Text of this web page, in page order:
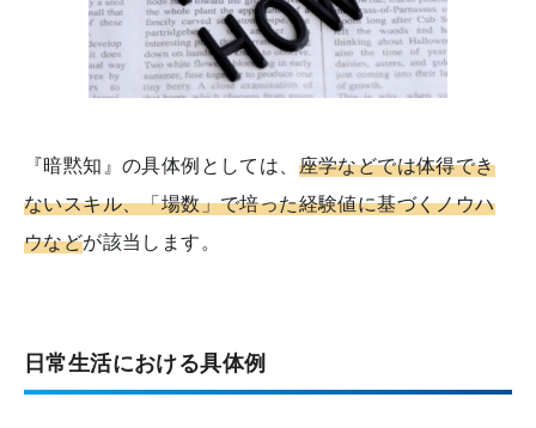
『暗黙知』の具体例としては、 座学などでは体得でき
ないスキル、「場数」で培った経験値に基づくノウハ
ウなどが該当します。
日常生活における具体例